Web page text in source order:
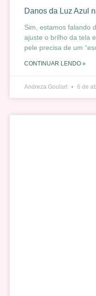
Danos da Luz Azul
Sim, estamos falando
ajuste o brilho da tela
pele precisa de um
CONTINUAR LENDO »
Andreza Goulart 6 de